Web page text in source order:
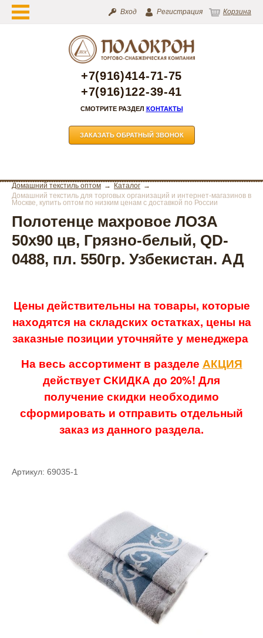
Вход Регистрация Корзина
+7(916)414-71-75
+7(916)122-39-41
СМОТРИТЕ РАЗДЕЛ КОНТАКТЫ
ЗАКАЗАТЬ ОБРАТНЫЙ ЗВОНОК
Домашний текстиль оптом
Каталог
Домашний текстиль для торговых организаций и интернет-магазинов в
Москве, купить оптом по низким ценам с доставкой по России
Полотенце махровое ЛОЗА
50х90 цв, Грязно-белый, QD-
0488, пл. 550гр. Узбекистан. АД
Цены действительны на товары, которые
находятся на складских остатках, цены на
заказные позиции уточняйте у менеджера
На весь ассортимент в разделе АКЦИЯ
действует СКИДКА до 20%! Для
получение скидки необходимо
сформировать и отправить отдельный
заказ из данного раздела.
Артикул: 69035-1